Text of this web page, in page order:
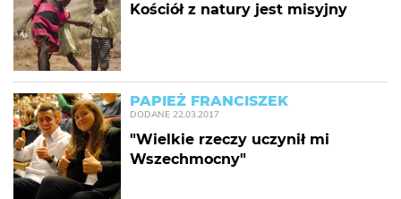
Kościół z natury jest misyjny
PAPIEŻ FRANCISZEK
DODANE 22.03.2017
"Wielkie rzeczy uczynił mi
Wszechmocny"